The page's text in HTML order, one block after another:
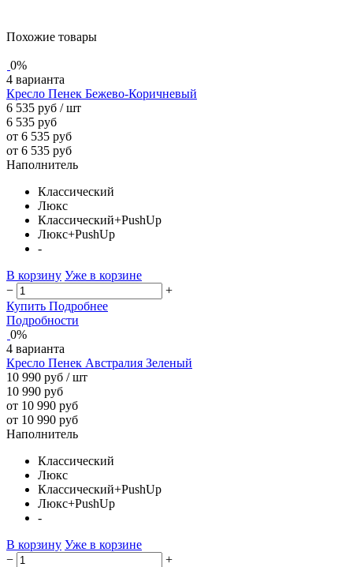
Похожие товары
0%
4 варианта
Кресло Пенек Бежево-Коричневый
6 535 руб / шт
6 535 руб
от 6 535 руб
от 6 535 руб
Наполнитель
Классический
Люкс
Классический+PushUp
Люкс+PushUp
-
В корзину Уже в корзине
−
+
Купить Подробнее
Подробности
0%
4 варианта
Кресло Пенек Австралия Зеленый
10 990 руб / шт
10 990 руб
от 10 990 руб
от 10 990 руб
Наполнитель
Классический
Люкс
Классический+PushUp
Люкс+PushUp
-
В корзину Уже в корзине
−
+